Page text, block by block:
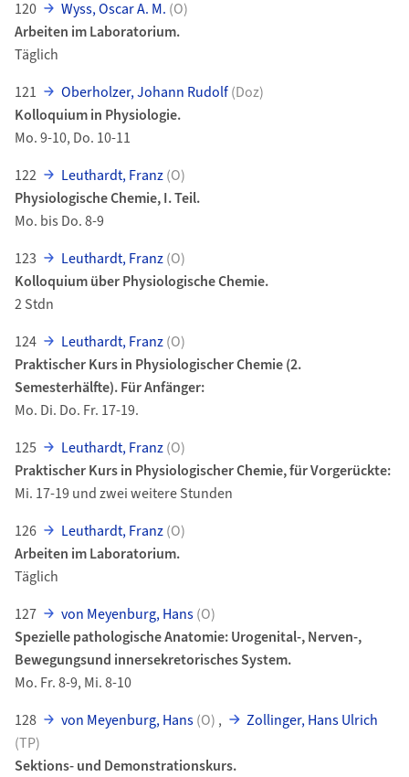
120
Wyss, Oscar A. M. (O)
Arbeiten im Laboratorium.
Täglich
121
Oberholzer, Johann Rudolf(Doz)
Kolloquium in Physiologie.
Mo. 9-10, Do. 10-11
122
Leuthardt, Franz(O)
Physiologische Chemie, I. Teil.
Mo. bis Do. 8-9
123
Leuthardt, Franz(O)
Kolloquium über Physiologische Chemie.
2 Stdn
124
Leuthardt, Franz(O)
Praktischer Kurs in Physiologischer Chemie (2.
Semesterhälfte). Für Anfänger:
Mo. Di. Do. Fr. 17-19.
125
Leuthardt, Franz(O)
Praktischer Kurs in Physiologischer Chemie, für Vorgerückte:
Mi. 17-19 und zwei weitere Stunden
126
Leuthardt, Franz(O)
Arbeiten im Laboratorium.
Täglich
127
von Meyenburg, Hans(O)
Spezielle pathologische Anatomie: Urogenital-, Nerven-,
Bewegungsund innersekretorisches System.
Mo. Fr. 8-9, Mi. 8-10
128
von Meyenburg, Hans(O) ,
Zollinger, Hans Ulrich
(TP)
Sektions- und Demonstrationskurs.